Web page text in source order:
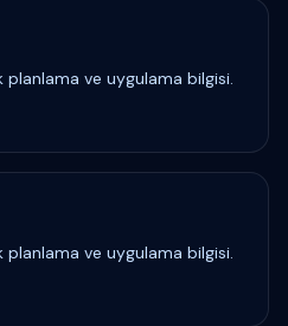
ve uygulama bilgisi.
ve uygulama bilgisi.